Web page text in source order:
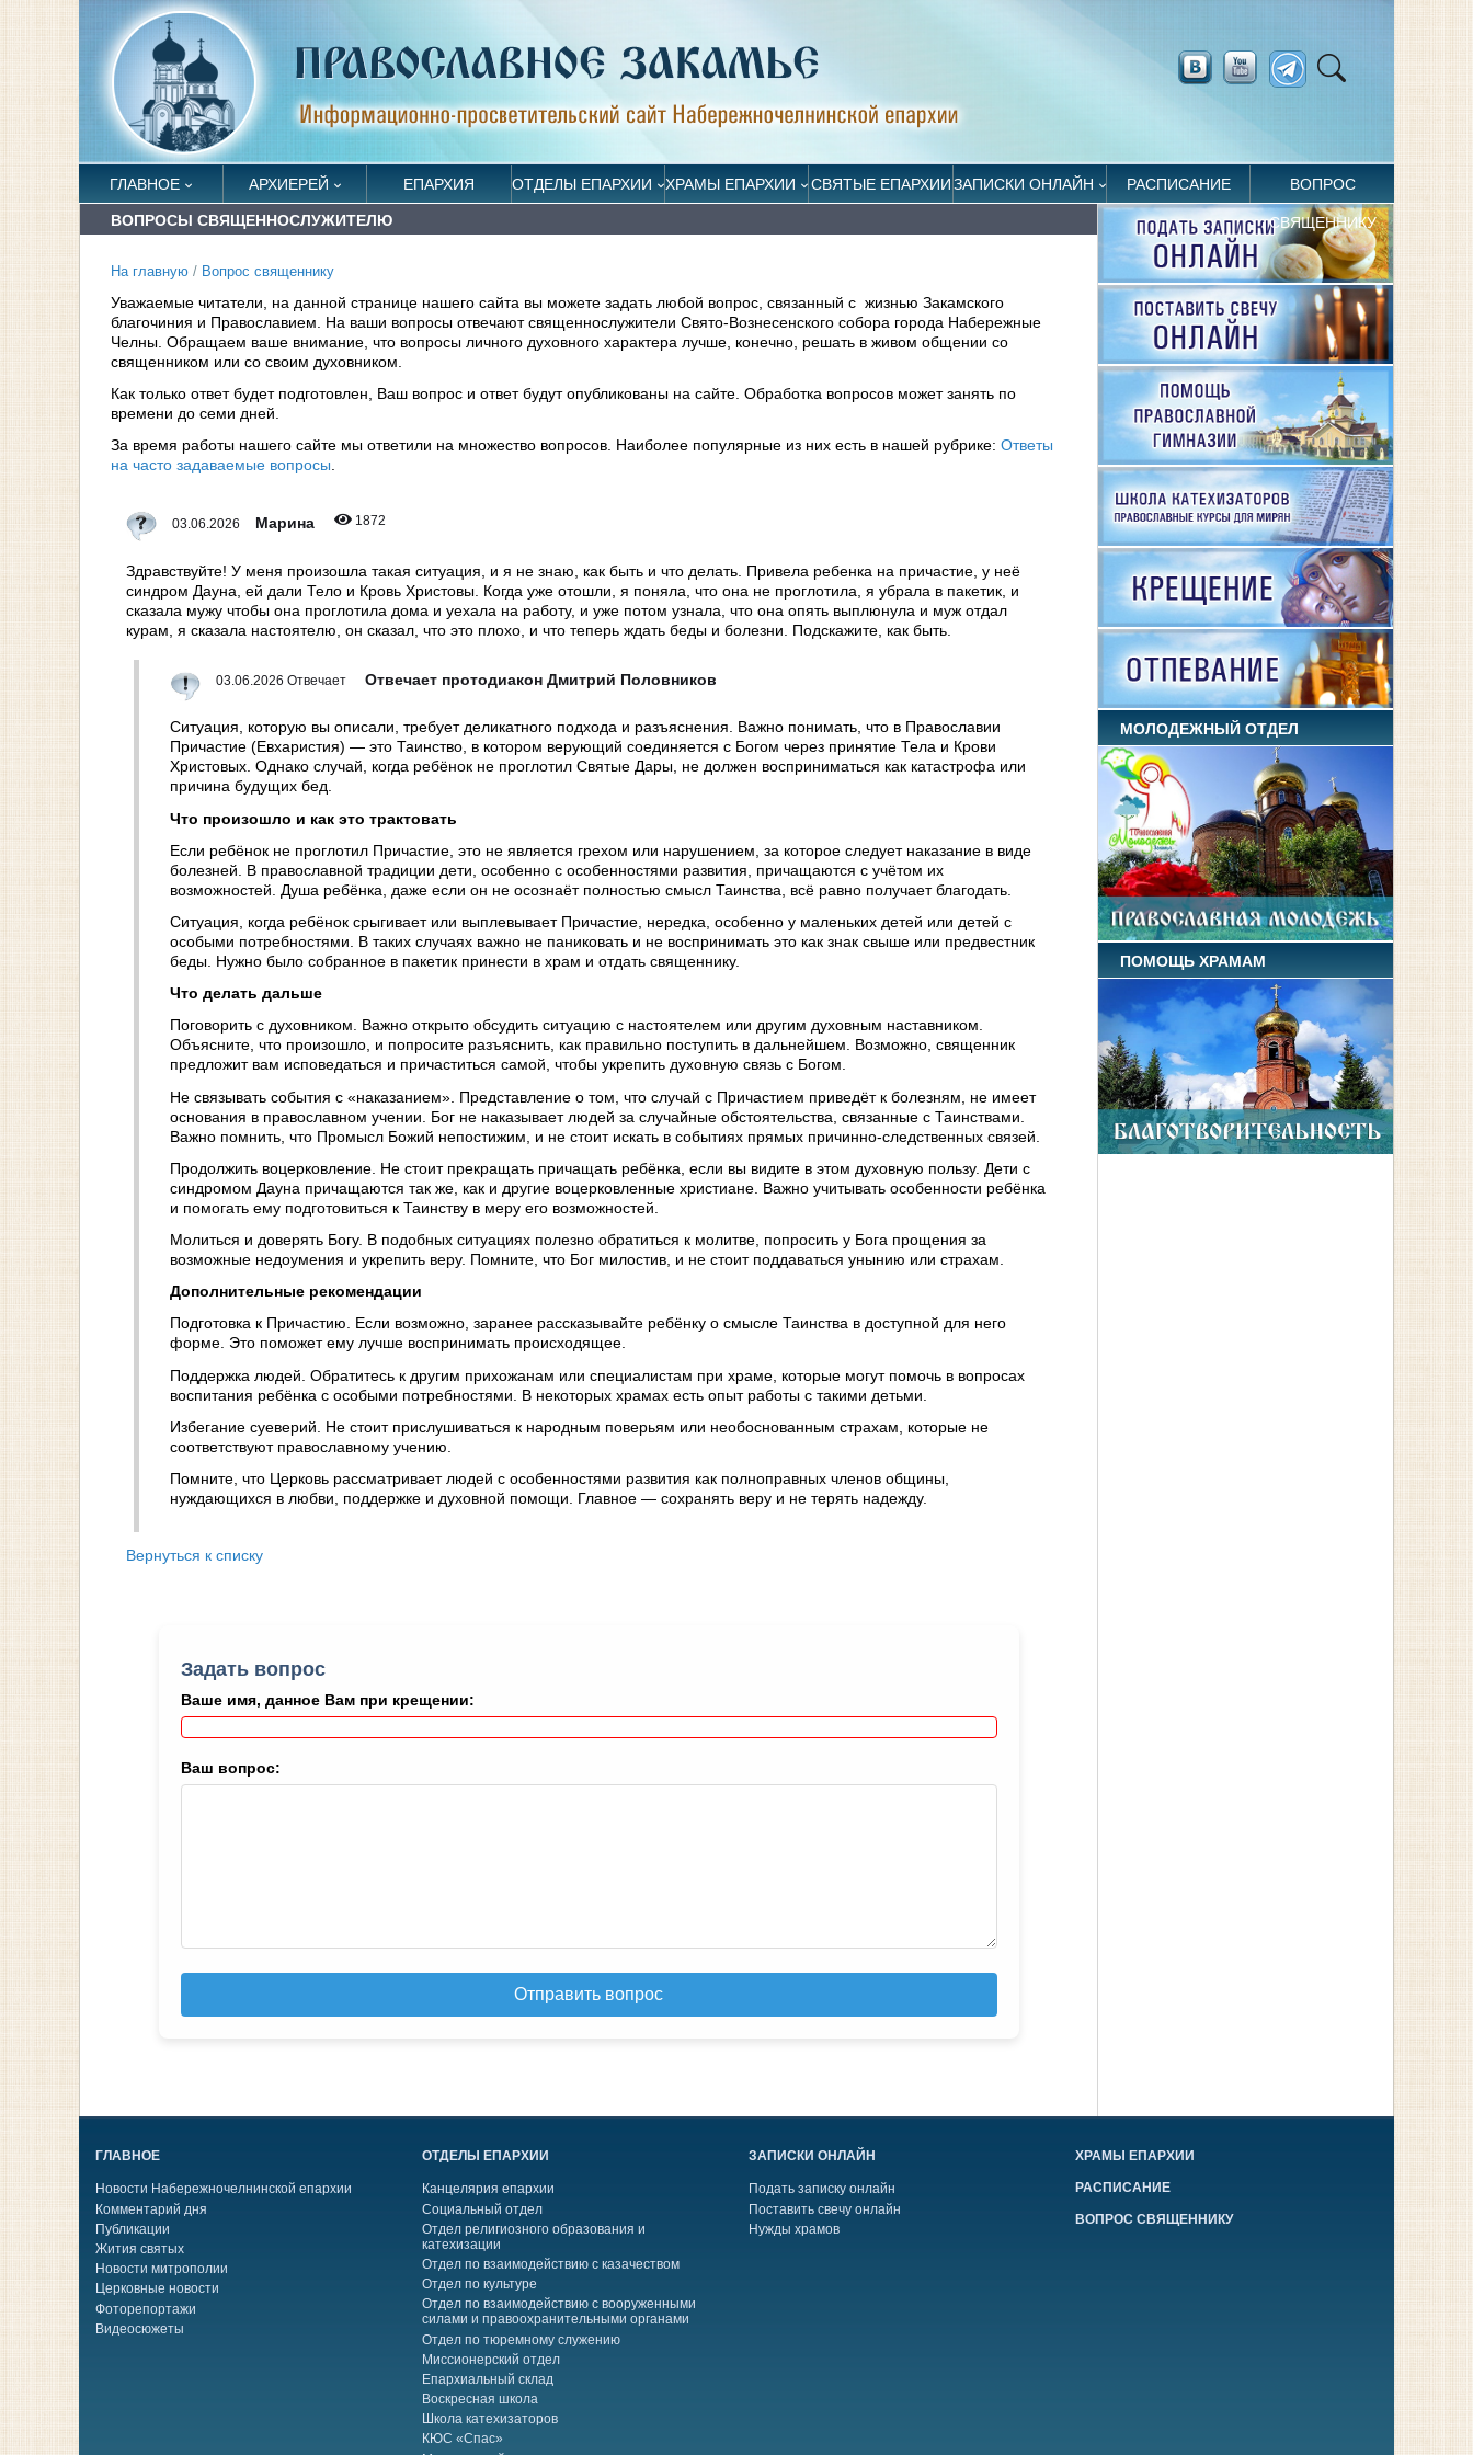
ГЛАВНОЕ АРХИЕРЕЙ ЕПАРХИЯ ОТДЕЛЫ ЕПАРХИИ ХРАМЫ ЕПАРХИИ СВЯТЫЕ ЕПАРХИИЗАПИСКИ ОНЛАЙН РАСПИСАНИЕ ВОПРОС
СВЯЩЕННИКУ
ВОПРОСЫ СВЯЩЕННОСЛУЖИТЕЛЮ
На главную / Вопрос священнику
Уважаемые читатели, на данной странице нашего сайта вы можете задать любой вопрос, связанный с жизнью Закамского
благочиния и Православием. На ваши вопросы отвечают священнослужители Свято-Вознесенского собора города Набережные
Челны. Обращаем ваше внимание, что вопросы личного духовного характера лучше, конечно, решать в живом общении со
священником или со своим духовником.
Как только ответ будет подготовлен, Ваш вопрос и ответ будут опубликованы на сайте. Обработка вопросов может занять по
времени до семи дней.
За время работы нашего сайте мы ответили на множество вопросов. Наиболее популярные из них есть в нашей рубрике: Ответы
на часто задаваемые вопросы.
03.06.2026 Марина 1872
Здравствуйте! У меня произошла такая ситуация, и я не знаю, как быть и что делать. Привела ребенка на причастие, у неё
синдром Дауна, ей дали Тело и Кровь Христовы. Когда уже отошли, я поняла, что она не проглотила, я убрала в пакетик, и
сказала мужу чтобы она проглотила дома и уехала на работу, и уже потом узнала, что она опять выплюнула и муж отдал
курам, я сказала настоятелю, он сказал, что это плохо, и что теперь ждать беды и болезни. Подскажите, как быть.
03.06.2026 Отвечает Отвечает протодиакон Дмитрий Половников
Ситуация, которую вы описали, требует деликатного подхода и разъяснения. Важно понимать, что в Православии
Причастие (Евхаристия) — это Таинство, в котором верующий соединяется с Богом через принятие Тела и Крови
Христовых. Однако случай, когда ребёнок не проглотил Святые Дары, не должен восприниматься как катастрофа или
причина будущих бед.
Что произошло и как это трактовать
Если ребёнок не проглотил Причастие, это не является грехом или нарушением, за которое следует наказание в виде
болезней. В православной традиции дети, особенно с особенностями развития, причащаются с учётом их
возможностей. Душа ребёнка, даже если он не осознаёт полностью смысл Таинства, всё равно получает благодать.
Ситуация, когда ребёнок срыгивает или выплевывает Причастие, нередка, особенно у маленьких детей или детей с
особыми потребностями. В таких случаях важно не паниковать и не воспринимать это как знак свыше или предвестник
беды. Нужно было собранное в пакетик принести в храм и отдать священнику.
Что делать дальше
Поговорить с духовником. Важно открыто обсудить ситуацию с настоятелем или другим духовным наставником.
Объясните, что произошло, и попросите разъяснить, как правильно поступить в дальнейшем. Возможно, священник
предложит вам исповедаться и причаститься самой, чтобы укрепить духовную связь с Богом.
Не связывать события с «наказанием». Представление о том, что случай с Причастием приведёт к болезням, не имеет
основания в православном учении. Бог не наказывает людей за случайные обстоятельства, связанные с Таинствами.
Важно помнить, что Промысл Божий непостижим, и не стоит искать в событиях прямых причинно-следственных связей.
Продолжить воцерковление. Не стоит прекращать причащать ребёнка, если вы видите в этом духовную пользу. Дети с
синдромом Дауна причащаются так же, как и другие воцерковленные христиане. Важно учитывать особенности ребёнка
и помогать ему подготовиться к Таинству в меру его возможностей.
Молиться и доверять Богу. В подобных ситуациях полезно обратиться к молитве, попросить у Бога прощения за
возможные недоумения и укрепить веру. Помните, что Бог милостив, и не стоит поддаваться унынию или страхам.
Дополнительные рекомендации
Подготовка к Причастию. Если возможно, заранее рассказывайте ребёнку о смысле Таинства в доступной для него
форме. Это поможет ему лучше воспринимать происходящее.
Поддержка людей. Обратитесь к другим прихожанам или специалистам при храме, которые могут помочь в вопросах
воспитания ребёнка с особыми потребностями. В некоторых храмах есть опыт работы с такими детьми.
Избегание суеверий. Не стоит прислушиваться к народным поверьям или необоснованным страхам, которые не
соответствуют православному учению.
Помните, что Церковь рассматривает людей с особенностями развития как полноправных членов общины,
нуждающихся в любви, поддержке и духовной помощи. Главное — сохранять веру и не терять надежду.
Вернуться к списку
Задать вопрос
Ваше имя, данное Вам при крещении:
Ваш вопрос:
Отправить вопрос
МОЛОДЕЖНЫЙ ОТДЕЛ
ПОМОЩЬ ХРАМАМ
ГЛАВНОЕ
Новости Набережночелнинской епархии
Комментарий дня
Публикации
Жития святых
Новости митрополии
Церковные новости
Фоторепортажи
Видеосюжеты
ОТДЕЛЫ ЕПАРХИИ
Канцелярия епархии
Социальный отдел
Отдел религиозного образования и
катехизации
Отдел по взаимодействию с казачеством
Отдел по культуре
Отдел по взаимодействию с вооруженными
силами и правоохранительными органами
Отдел по тюремному служению
Миссионерский отдел
Епархиальный склад
Воскресная школа
Школа катехизаторов
КЮС «Спас»
ЗАПИСКИ ОНЛАЙН
Подать записку онлайн
Поставить свечу онлайн
Нужды храмов
ХРАМЫ ЕПАРХИИ
РАСПИСАНИЕ
ВОПРОС СВЯЩЕННИКУ